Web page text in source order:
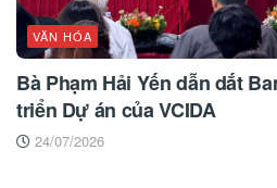
VĂN HÓA
Bà Phạm Hải Yến dẫn dắt
triển Dự án của VCIDA
24/07/2026